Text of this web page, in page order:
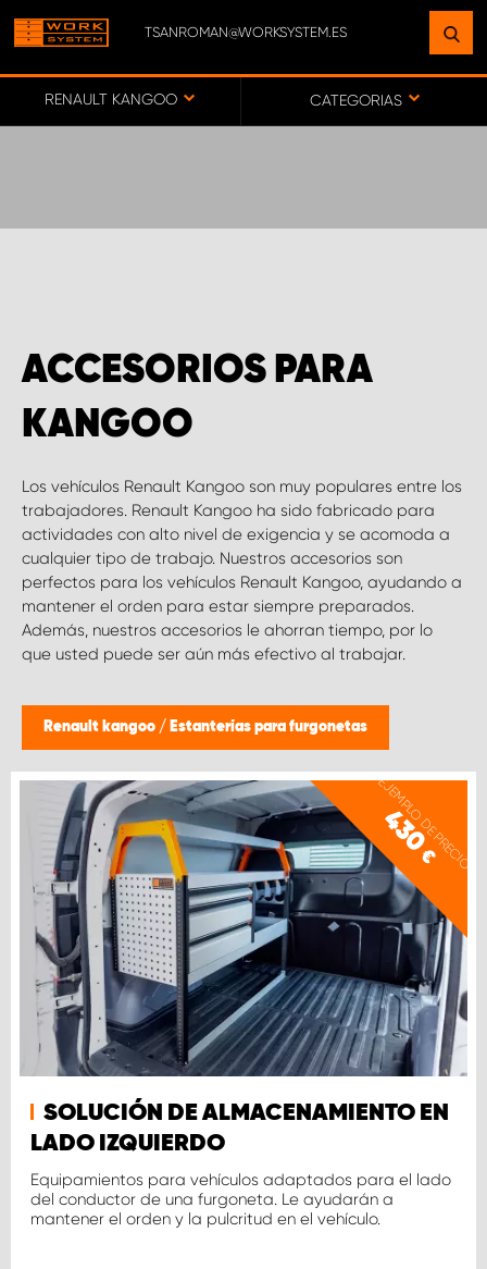
TSANROMAN@WORKSYSTEM.ES
RENAULT KANGOO CATEGORIAS
ACCESORIOS PARA
KANGOO
Los vehículos Renault Kangoo son muy populares entre los
trabajadores. Renault Kangoo ha sido fabricado para
actividades con alto nivel de exigencia y se acomoda a
cualquier tipo de trabajo. Nuestros accesorios son
perfectos para los vehículos Renault Kangoo, ayudando a
mantener el orden para estar siempre preparados.
Además, nuestros accesorios le ahorran tiempo, por lo
que usted puede ser aún más efectivo al trabajar.
Renault kangoo / Estanterías para furgonetas
EJEMPLO DE PRECIO
430
€
SOLUCIÓN DE ALMACENAMIENTO EN
LADO IZQUIERDO
Equipamientos para vehículos adaptados para el lado
del conductor de una furgoneta. Le ayudarán a
mantener el orden y la pulcritud en el vehículo.
ENCUENTRE UNA INSTALACIÓN
CERCA DE USTED